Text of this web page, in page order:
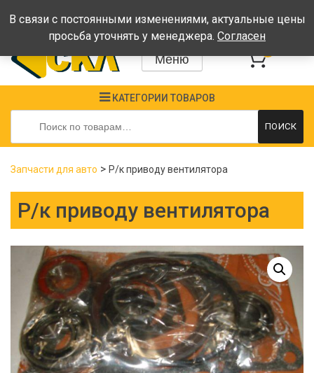
Время работы: Пн-Пт: 08:00-17:00, Сб-Вс - выходные
Меню
КАТЕГОРИИ ТОВАРОВ
Искать:
ПОИСК
Запчасти для авто > Р/к приводу вентилятора
Р/к приводу вентилятора
В связи с постоянными изменениями, актуальные цены
просьба уточнять у менеджера. Согласен